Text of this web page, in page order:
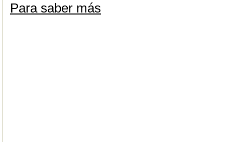
Para saber más